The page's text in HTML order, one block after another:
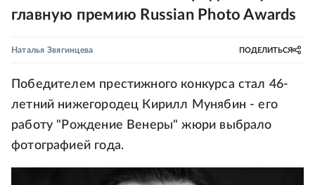
главную премию Russian Photo Awards
Наталья Звягинцева ПОДЕЛИТЬСЯ
Победителем престижного конкурса стал 46-
летний нижегородец Кирилл Мунябин - его
работу "Рождение Венеры" жюри выбрало
фотографией года.